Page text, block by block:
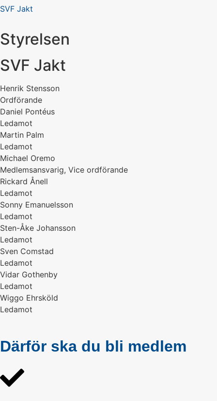
SVF Jakt
Styrelsen
SVF Jakt
Henrik Stensson
Ordförande
Daniel Pontéus
Ledamot
Martin Palm
Ledamot
Michael Oremo
Medlemsansvarig, Vice ordförande
Rickard Ånell
Ledamot
Sonny Emanuelsson
Ledamot
Sten-Åke Johansson
Ledamot
Sven Comstad
Ledamot
Vidar Gothenby
Ledamot
Wiggo Ehrsköld
Ledamot
Därför ska du bli medlem